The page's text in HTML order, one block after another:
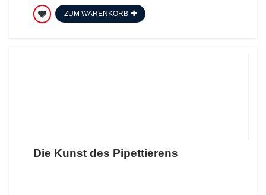
ZUM WARENKORB
Die Kunst des Pipettierens